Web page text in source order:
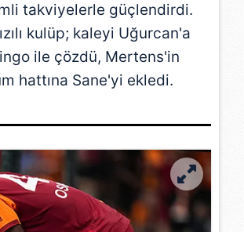
takviyelerle güçlendirdi.
kulüp; kaleyi Uğurcan'a
ile çözdü, Mertens'in
hattına Sane'yi ekledi.